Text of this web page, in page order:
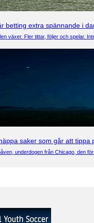
betting extra spännande i
växer. Fler tittar, följer och spelar.
saker som går att tippa
underdogen från Chicago, den